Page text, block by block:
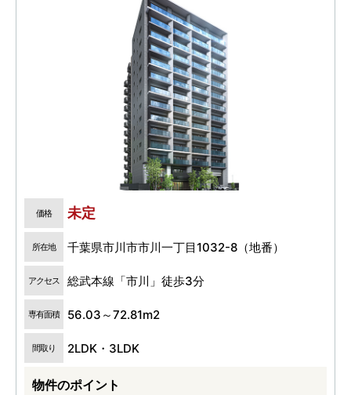
価格 未定
所在地 千葉県市川市市川一丁目1032-8（地番）
アクセス 総武本線「市川」徒歩3分
専有面積 56.03～72.81m2
間取り 2LDK・3LDK
物件のポイント